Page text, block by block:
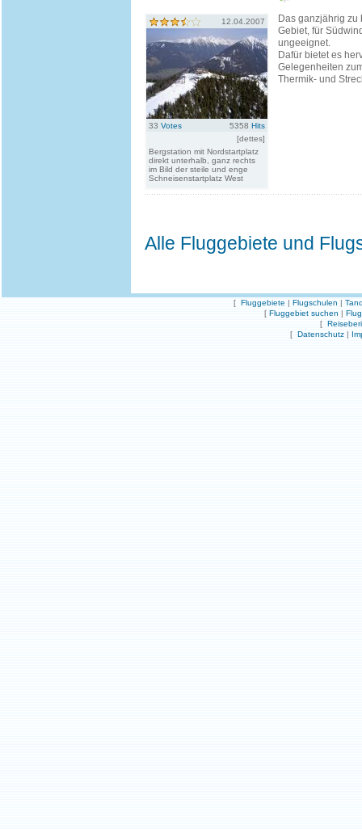
12.04.2007
33 Votes 5358 Hits
[dettes]
Bergstation mit Nordstartplatz
direkt unterhalb, ganz rechts
im Bild der steile und enge
Schneisenstartplatz West
Das ganzjährig zu
Gebiet, für
ungeeignet.
Dafür bietet es
Gelegenheiten
Thermik- und
Alle Fluggebiete und
[ Fluggebiete | Flugschulen |
[ Fluggebiet suchen |
[
[ Datenschutz |